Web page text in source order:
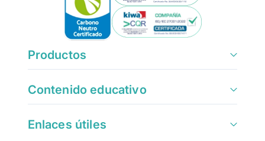
Productos
Contenido educativo
Enlaces útiles